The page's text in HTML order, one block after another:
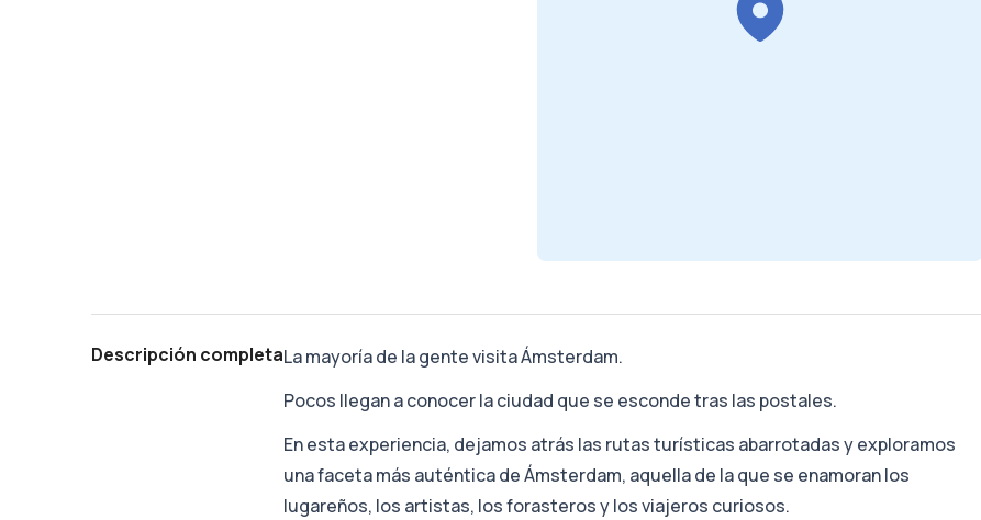
Descripción completaLa mayoría de la gente visita Ámsterdam.
Pocos llegan a conocer la ciudad que se esconde tras las postales.
En esta experiencia, dejamos atrás las rutas turísticas abarrotadas y exploramos
una faceta más auténtica de Ámsterdam, aquella de la que se enamoran los
lugareños, los artistas, los forasteros y los viajeros curiosos.